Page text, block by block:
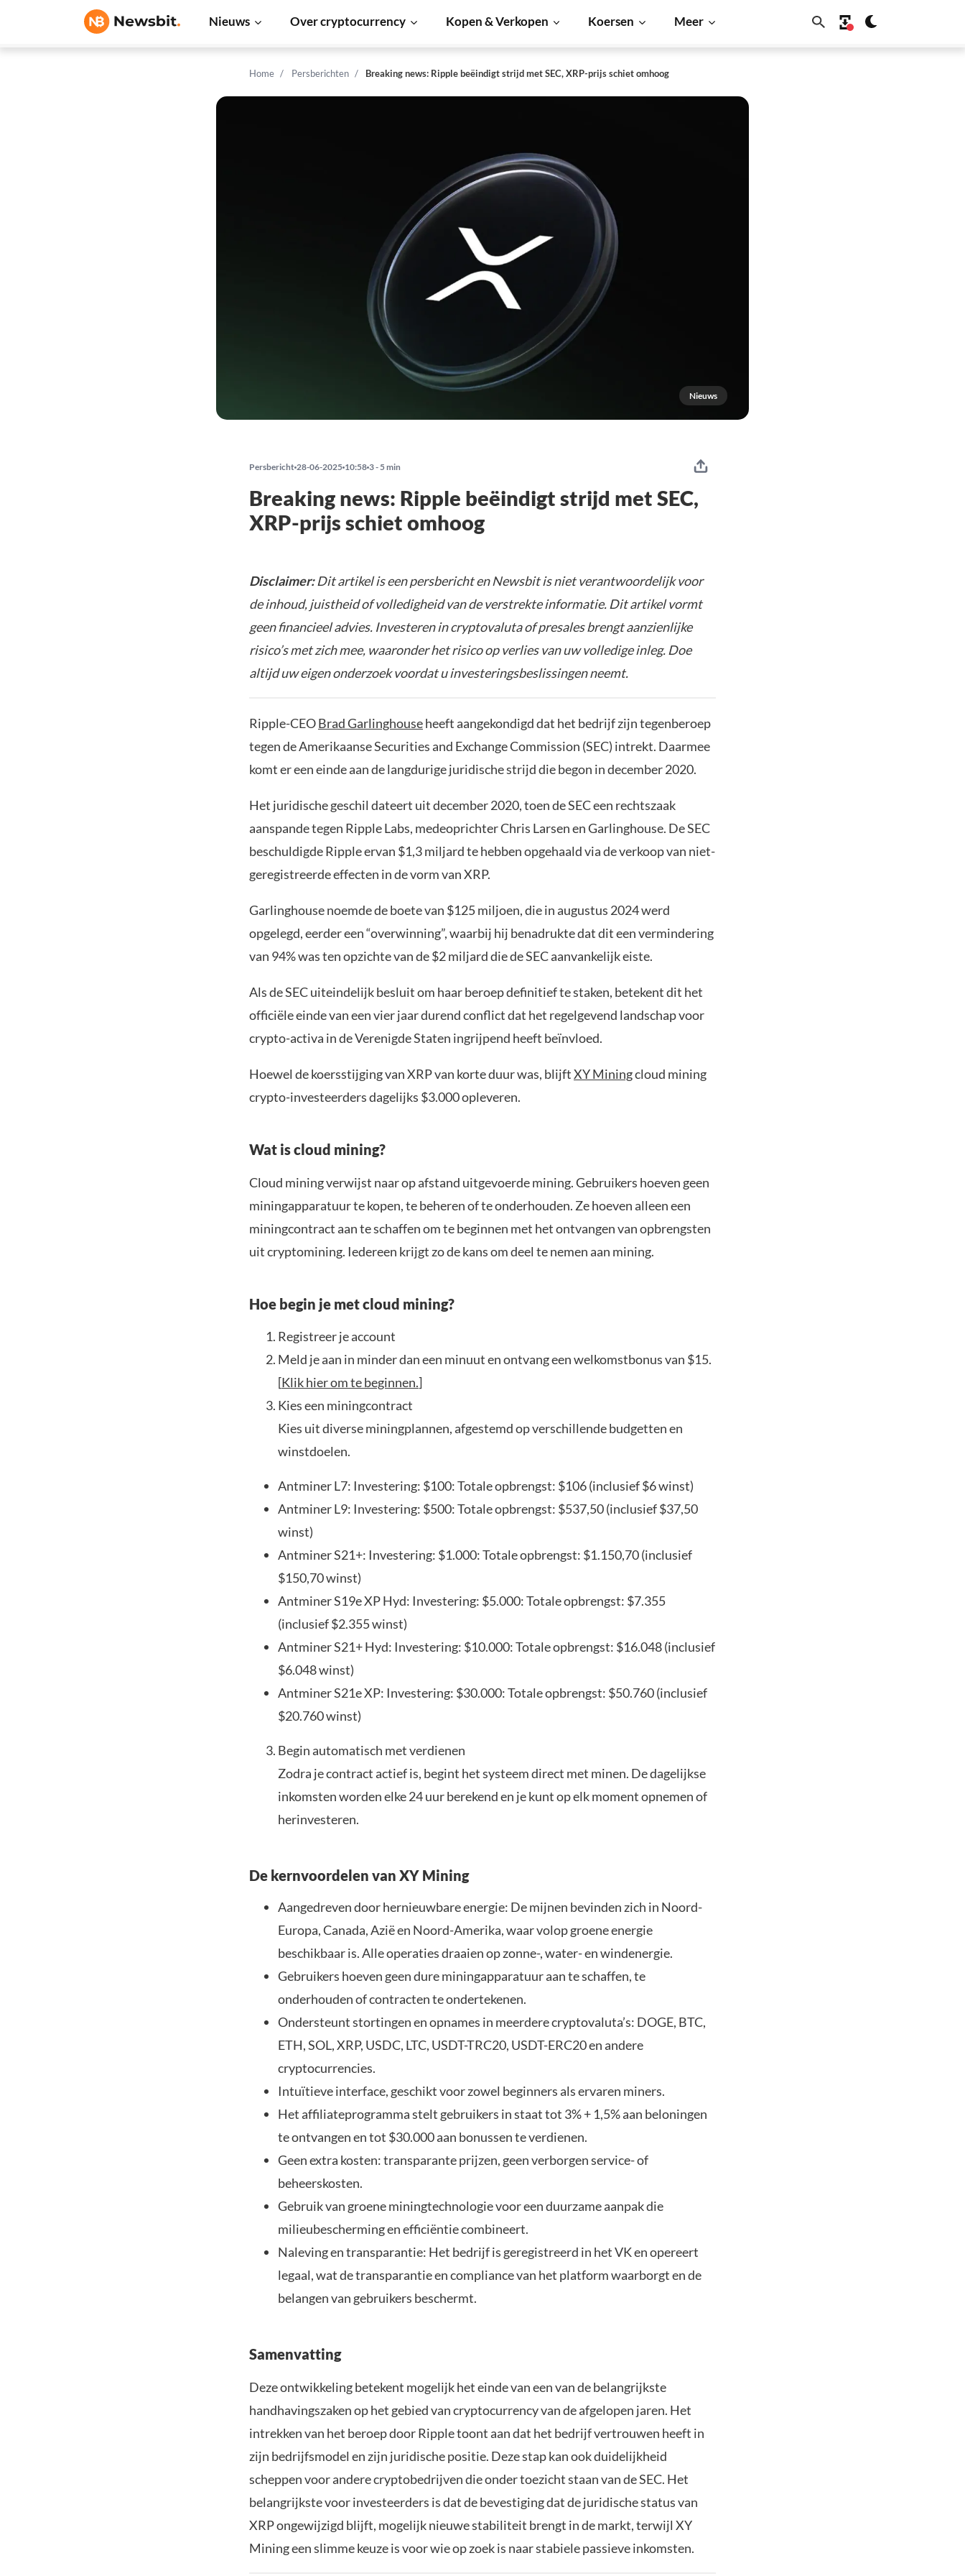
Nieuws Over cryptocurrency Kopen & Verkopen Koersen Meer
Home Persberichten Breaking news: Ripple beëindigt strijd met SEC, XRP-prijs schiet omhoog
Nieuws
Persbericht 28-06-2025 10:58 3 - 5 min
Breaking news: Ripple beëindigt strijd met SEC,
XRP-prijs schiet omhoog
Disclaimer:Dit artikel is een persbericht en Newsbit is niet verantwoordelijk voor
de inhoud, juistheid of volledigheid van de verstrekte informatie. Dit artikel vormt
geen financieel advies. Investeren in cryptovaluta of presales brengt aanzienlijke
risico’s met zich mee, waaronder het risico op verlies van uw volledige inleg. Doe
altijd uw eigen onderzoek voordat u investeringsbeslissingen neemt.
Ripple-CEOBrad Garlinghouseheeft aangekondigd dat het bedrijf zijn tegenberoep
tegen de Amerikaanse Securities and Exchange Commission (SEC) intrekt. Daarmee
komt er een einde aan de langdurige juridische strijd die begon in december 2020.
Het juridische geschil dateert uit december 2020, toen de SEC een rechtszaak
aanspande tegen Ripple Labs, medeoprichter Chris Larsen en Garlinghouse. De SEC
beschuldigde Ripple ervan $1,3 miljard te hebben opgehaald via de verkoop van niet-
geregistreerde effecten in de vorm van XRP.
Garlinghouse noemde de boete van $125 miljoen, die in augustus 2024 werd
opgelegd, eerder een “overwinning”, waarbij hij benadrukte dat dit een vermindering
van 94% was ten opzichte van de $2 miljard die de SEC aanvankelijk eiste.
Als de SEC uiteindelijk besluit om haar beroep definitief te staken, betekent dit het
officiële einde van een vier jaar durend conflict dat het regelgevend landschap voor
crypto-activa in de Verenigde Staten ingrijpend heeft beïnvloed.
Hoewel de koersstijging van XRP van korte duur was, blijftXY Miningcloud mining
crypto-investeerders dagelijks $3.000 opleveren.
Wat is cloud mining?
Cloud mining verwijst naar op afstand uitgevoerde mining. Gebruikers hoeven geen
miningapparatuur te kopen, te beheren of te onderhouden. Ze hoeven alleen een
miningcontract aan te schaffen om te beginnen met het ontvangen van opbrengsten
uit cryptomining. Iedereen krijgt zo de kans om deel te nemen aan mining.
Hoe begin je met cloud mining?
Registreer je account
Meld je aan in minder dan een minuut en ontvang een welkomstbonus van $15.
[Klik hier om te beginnen.]
Kies een miningcontract
Kies uit diverse miningplannen, afgestemd op verschillende budgetten en
winstdoelen.
Antminer L7: Investering: $100: Totale opbrengst: $106 (inclusief $6 winst)
Antminer L9: Investering: $500: Totale opbrengst: $537,50 (inclusief $37,50
winst)
Antminer S21+: Investering: $1.000: Totale opbrengst: $1.150,70 (inclusief
$150,70 winst)
Antminer S19e XP Hyd: Investering: $5.000: Totale opbrengst: $7.355
(inclusief $2.355 winst)
Antminer S21+ Hyd: Investering: $10.000: Totale opbrengst: $16.048 (inclusief
$6.048 winst)
Antminer S21e XP: Investering: $30.000: Totale opbrengst: $50.760 (inclusief
$20.760 winst)
Begin automatisch met verdienen
Zodra je contract actief is, begint het systeem direct met minen. De dagelijkse
inkomsten worden elke 24 uur berekend en je kunt op elk moment opnemen of
herinvesteren.
De kernvoordelen van XY Mining
Aangedreven door hernieuwbare energie: De mijnen bevinden zich in Noord-
Europa, Canada, Azië en Noord-Amerika, waar volop groene energie
beschikbaar is. Alle operaties draaien op zonne-, water- en windenergie.
Gebruikers hoeven geen dure miningapparatuur aan te schaffen, te
onderhouden of contracten te ondertekenen.
Ondersteunt stortingen en opnames in meerdere cryptovaluta’s: DOGE, BTC,
ETH, SOL, XRP, USDC, LTC, USDT-TRC20, USDT-ERC20 en andere
cryptocurrencies.
Intuïtieve interface, geschikt voor zowel beginners als ervaren miners.
Het affiliateprogramma stelt gebruikers in staat tot 3% + 1,5% aan beloningen
te ontvangen en tot $30.000 aan bonussen te verdienen.
Geen extra kosten: transparante prijzen, geen verborgen service- of
beheerskosten.
Gebruik van groene miningtechnologie voor een duurzame aanpak die
milieubescherming en efficiëntie combineert.
Naleving en transparantie: Het bedrijf is geregistreerd in het VK en opereert
legaal, wat de transparantie en compliance van het platform waarborgt en de
belangen van gebruikers beschermt.
Samenvatting
Deze ontwikkeling betekent mogelijk het einde van een van de belangrijkste
handhavingszaken op het gebied van cryptocurrency van de afgelopen jaren. Het
intrekken van het beroep door Ripple toont aan dat het bedrijf vertrouwen heeft in
zijn bedrijfsmodel en zijn juridische positie. Deze stap kan ook duidelijkheid
scheppen voor andere cryptobedrijven die onder toezicht staan van de SEC. Het
belangrijkste voor investeerders is dat de bevestiging dat de juridische status van
XRP ongewijzigd blijft, mogelijk nieuwe stabiliteit brengt in de markt, terwijl XY
Mining een slimme keuze is voor wie op zoek is naar stabiele passieve inkomsten.